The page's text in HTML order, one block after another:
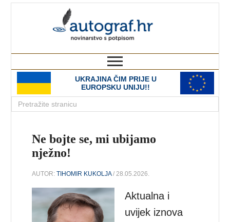
UKRAJINA ČIM PRIJE U
EUROPSKU UNIJU!!
Ne bojte se, mi ubijamo
nježno!
AUTOR:TIHOMIR KUKOLJA/ 28.05.2026.
Aktualna i
uvijek iznova